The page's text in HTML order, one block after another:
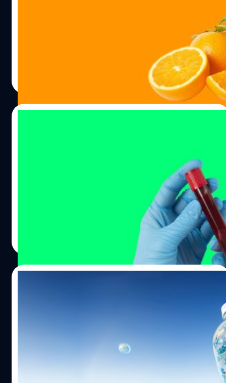
เพราะช่วยป้องกันโรคหวัดได้ แต่ในความเป็นจริงแล้ว เรื่องนี้
อาจเป็นความเข้าใจที่คลาดเคลื่อนและทำให้หลายคนเข้าใจ
ผิดว่าการได้รับวิตามินซีสามารถช่วยป้องกันโรคหวัดได้ Hack
for Health จะมาแฮกเรื่องนี้ให้คุณเข้าใจกันมากขึ้น ประโยชน์
ของวิตามินซี วิตามินซีหรือกรดแอสเคอร์บิก (Ascorbic Acid)
เป็นสารอาหารสำคัญที่ร่างกายควรได้รับเป็นประจำทุกวัน ซึ่ง
ข้อมูลทางวิทยาศาสตร์พบว่าการได้รับวิตามินซีในปริมาณที่
เหมาะสมอาจส่งผลดีต่อสุขภาพในด้านต่อไปนี้ สรรพคุณที่แท้
ปวดท้องและท้องเสียได้ ก่อนเลยอื่นเราไปดูกันก่อนว่าทำไม
คนถึงเข้าใจว่ากินวิตามินซีนั้นป้องกันโรคหวัดได้ วิตามินซีช่วย
เสริมสร้างภูมิคุ้มกัน ซึ่งมีการศึกษาหลายชิ้นที่พบว่าการได้รับ
วิตามินซีอย่างเหมาะสมช่วยเสริมสร้างภูมิต้านทานของร่างกาย
ในการต่อสู้กับเชื้อโรคและบรรเทาโรคอื่น ๆ ที่เกี่ยวกับระบบ
ภูมิคุ้มกันได้จริง อย่างโรคภูมิแพ้ แต่ข้อสรุปของการศึกษา
จำนวนหลายชิ้นไม่พบว่าการได้รับวิตามินซีสามารถช่วย
ป้องกันโรคหวัดได้แต่อย่างใด รวมถึงการลดความเสี่ยงด้วย
แต่สรรพคุณที่พบ คือ คนที่ได้รับวิตามินซีในปริมาณที่เหมาะ
สมต่อเนื่องเป็นเวลาระยะหนึ่งมีอาการของโรคหวัดที่รุนแรง
ทหารในพื้นที่ที่หนาวจัด ได้รับวิตามินซีล่วงหน้า 2-3 สัปดาห์
ซึ่งพบว่าอาจช่วยลดความเสี่ยงของโรคหวัดในคนเหล่านั้นได้
ครึ่งหนึ่ง อย่างไรก็ตาม เรื่องนี้ยังจำเป็นต้องมีการศึกษาต่อไป
เลยสามารถสรุปได้ว่า การได้รับวิตามินซีไม่สามารถป้องกันโรค
หวัดได้ แต่ช่วยให้ร่างกายรับมือกับโรคหวัดได้ดีขึ้น การได้รับ
สิทธิประกันสังคมเป็นสิทธิพื้นที่ฐานที่พนักงานออฟฟิศและคน
ทำงานส่วนใหญ่มีกัน แต่ที่หลายคนอาจไม่รู้มาก่อนคือ
นอกจากค่ารักษาพยาบาลแล้ว ผู้ประกันตนสามารถเข้ารับการ
ตรวจสุขภาพประจำปีได้ฟรีด้วย การตรวจสุขภาพประจำปีจะ
ช่วยให้รู้การเปลี่ยนแปลงของร่างกายเราได้มากขึ้น ซึ่งสะท้อน
ถึงอายุที่เพิ่มมากขึ้น และพฤติกรรมการใช้ชีวิตที่ส่งผลต่อ
สุขภาพ การตรวจสุขภาพประจำปียังทำให้เราเห็นร่องรอยและ
ความเสี่ยงของโรค ทั้งก่อนที่จะเกิดโรคและโรคที่เกิดไปแล้ว
อย่างทันท่วงที ช่วยให้เรารู้ตัวและวางแผนป้องกันและรักษา
เดือน Hack for Health ก็อยากให้คุณได้ใช้สิทธิได้อย่างคุ้มค่า
ประกันสังคม สิทธิการตรวจสุขภาพของประกันสังคมแบ่งออก
ได้หลายรายการ ดังนี้ ตรวจร่างกายตามระบบ 1. การคัดกรอง
การได้ยิน (Finger Rub Test) สามารถตรวจได้ตั้งแต่อายุ 15 ปี
ขึ้นไป ตรวจได้ 1 ครั้ง/ปี 2. การตรวจเต้านมโดยแพทย์หรือ
ไมโครพลาสติก (Microplastic) และนาโนพลาสติก
(Nanoplastic) ถูกพูดถึงมากขึ้นเรื่อย ๆ ในฐานะของปัญหาสิ่ง
แวดล้อมที่เกิดขึ้นทั่วโลก ซึ่งเป็นผลพวงจากอุตสาหกรรมและ
การใช้ชีวิตของมนุษย์ พลาสติกทั้งหลายที่เกิดขึ้นบนโลกนี้ไม่